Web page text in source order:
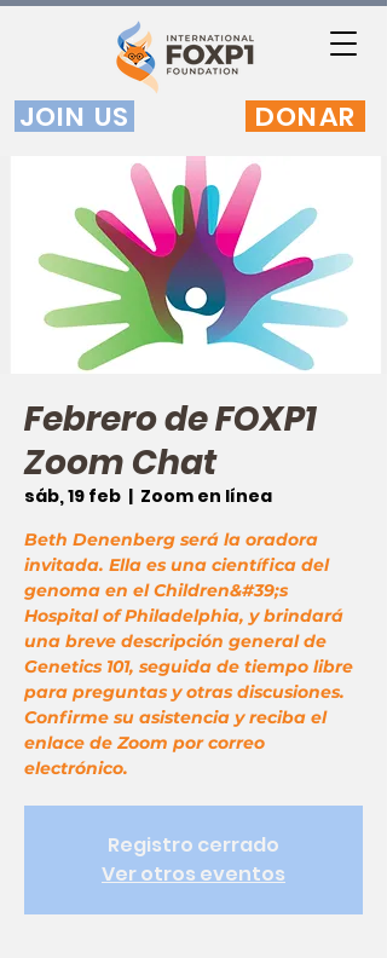
JOIN US DONAR
Febrero de FOXP1
Zoom Chat
sáb, 19 feb
  |
Zoom en línea
Beth Denenberg será la oradora
invitada. Ella es una científica del
genoma en el Children&#39;s
Hospital of Philadelphia, y brindará
una breve descripción general de
Genetics 101, seguida de tiempo libre
para preguntas y otras discusiones.
Confirme su asistencia y reciba el
enlace de Zoom por correo
electrónico.
Registro cerrado
Ver otros eventos